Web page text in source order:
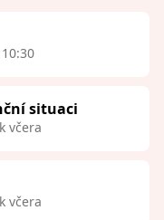
situaci
včera
včera